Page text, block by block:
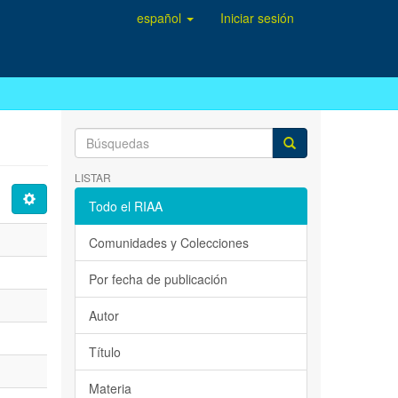
español Iniciar sesión
LISTAR
Todo el RIAA
Comunidades y Colecciones
Por fecha de publicación
Autor
Título
Materia